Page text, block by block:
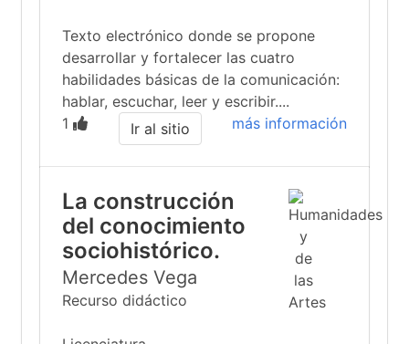
Texto electrónico donde se propone
desarrollar y fortalecer las cuatro
habilidades básicas de la comunicación:
hablar, escuchar, leer y escribir....
1
más información
Ir al sitio
La construcción
del conocimiento
sociohistórico.
Mercedes Vega
Recurso didáctico